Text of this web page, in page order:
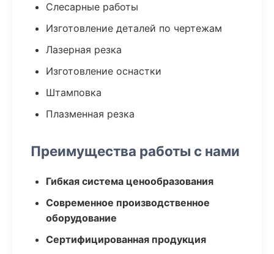
Слесарные работы
Изготовление деталей по чертежам
Лазерная резка
Изготовление оснастки
Штамповка
Плазменная резка
Преимущества работы с нами
Гибкая система ценообразования
Современное производственное
оборудование
Сертифицированная продукция